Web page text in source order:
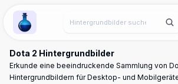
Wallpaper Alchemy
Dota 2 Hintergrundbilder
Erkunde eine beeindruckende Sammlung von
Hintergrundbildern für Desktop- und